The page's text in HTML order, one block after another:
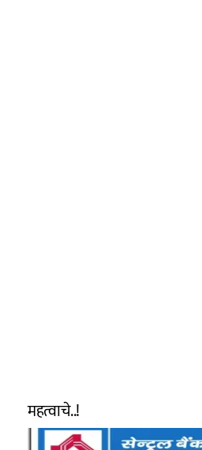
महत्वाचे..!